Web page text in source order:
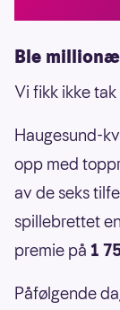
Ble
Vi fikk ikke
Haugesund-
opp med
av de seks
spillebrettet
premie på 1
Påfølgende